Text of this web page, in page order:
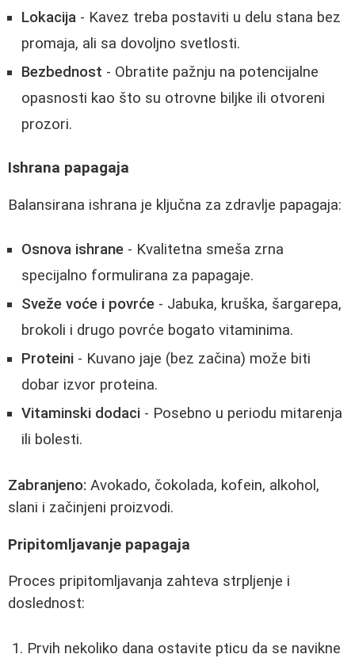
Lokacija - Kavez treba postaviti u delu stana bez
promaja, ali sa dovoljno svetlosti.
Bezbednost - Obratite pažnju na potencijalne
opasnosti kao što su otrovne biljke ili otvoreni
prozori.
Ishrana papagaja
Balansirana ishrana je ključna za zdravlje papagaja:
Osnova ishrane - Kvalitetna smeša zrna
specijalno formulirana za papagaje.
Sveže voće i povrće - Jabuka, kruška, šargarepa,
brokoli i drugo povrće bogato vitaminima.
Proteini - Kuvano jaje (bez začina) može biti
dobar izvor proteina.
Vitaminski dodaci - Posebno u periodu mitarenja
ili bolesti.
Zabranjeno: Avokado, čokolada, kofein, alkohol,
slani i začinjeni proizvodi.
Pripitomljavanje papagaja
Proces pripitomljavanja zahteva strpljenje i
doslednost:
Prvih nekoliko dana ostavite pticu da se navikne